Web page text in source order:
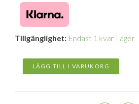
Tillgänglighet: Endast 1 kvar i lager
Emerio
Dubbel
Varmluftsfritös
liter
LÄGG TILL I VARUKORG